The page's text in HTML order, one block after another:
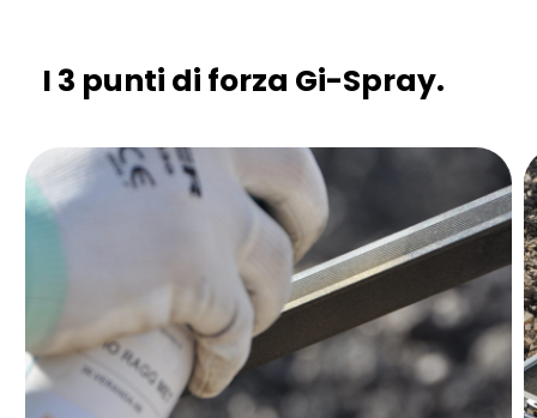
I 3 punti di forza Gi-Spray.